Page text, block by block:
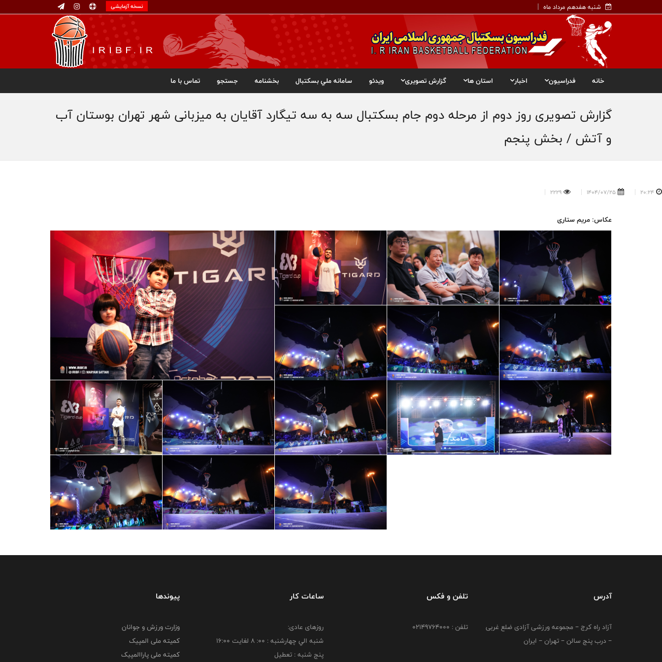
شنبه هفدهم مرداد ماه نسخه آزمایشی
خانه فدراسیون اخبار استان ها گزارش تصویری ویدئو سامانه ملي بسکتبال بخشنامه جستجو تماس با ما
گزارش تصویری روز دوم از مرحله دوم جام بسکتبال سه به سه تیگارد آقایان به میزبانی شهر تهران بوستان آب
و آتش / بخش پنجم
20:24
1404/07/25
2229
عکاس: مریم ستاری
آدرس
آزاد راه کرج – مجموعه ورزشی آزادی ضلع غربی
– درب پنج سالن – تهران – ایران
تلفن و فکس
تلفن : 02149764000
ساعات کار
روزهای عادی:
شنبه الي چهارشنبه : 00: 8 لغايت 16:00
پنج شنبه : تعطیل
پیوندها
وزارت ورزش و جوانان
کمیته ملی المپیک
کمیته ملی پاراالمپیک